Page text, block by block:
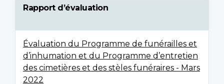
Rapport d’évaluation
Évaluation du Programme de funérailles et
d’inhumation et du Programme d’entretien
des cimetières et des stèles funéraires - Mars
2022